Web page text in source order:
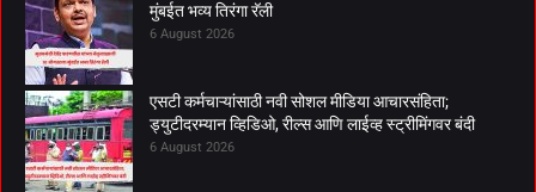
मुंबईत भव्य तिरंगा रॅली
6 August 2026
एसटी कर्मचाऱ्यांसाठी नवी सोशल मीडिया आचारसंहिता;
ड्युटीदरम्यान व्हिडिओ, रील्स आणि लाईव्ह स्ट्रीमिंगवर बंदी
6 August 2026